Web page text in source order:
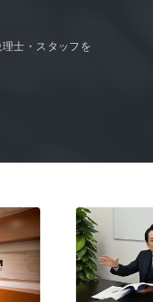
士・スタッフを